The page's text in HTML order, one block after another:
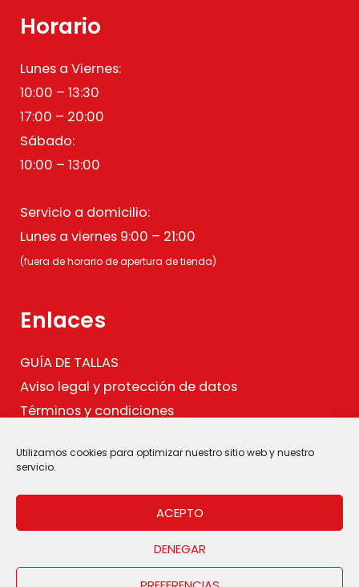
Utilizamos cookies para optimizar nuestro sitio web y nuestro
servicio.
ACEPTO
DENEGAR
Horario
Lunes a Viernes:
10:00 – 13:30
17:00 – 20:00
Sábado:
10:00 – 13:00
Servicio a domicilio:
Lunes a viernes 9:00 – 21:00
(fuera de horario de apertura de tienda)
Enlaces
GUÍA DE TALLAS
Aviso legal y protección de datos
Términos y condiciones
.
Copyright © 2026